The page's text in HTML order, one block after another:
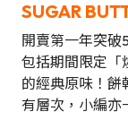
SUGAR
開賣第一年突
包括期間限定「
的經典原味！餅
有層次，小編亦